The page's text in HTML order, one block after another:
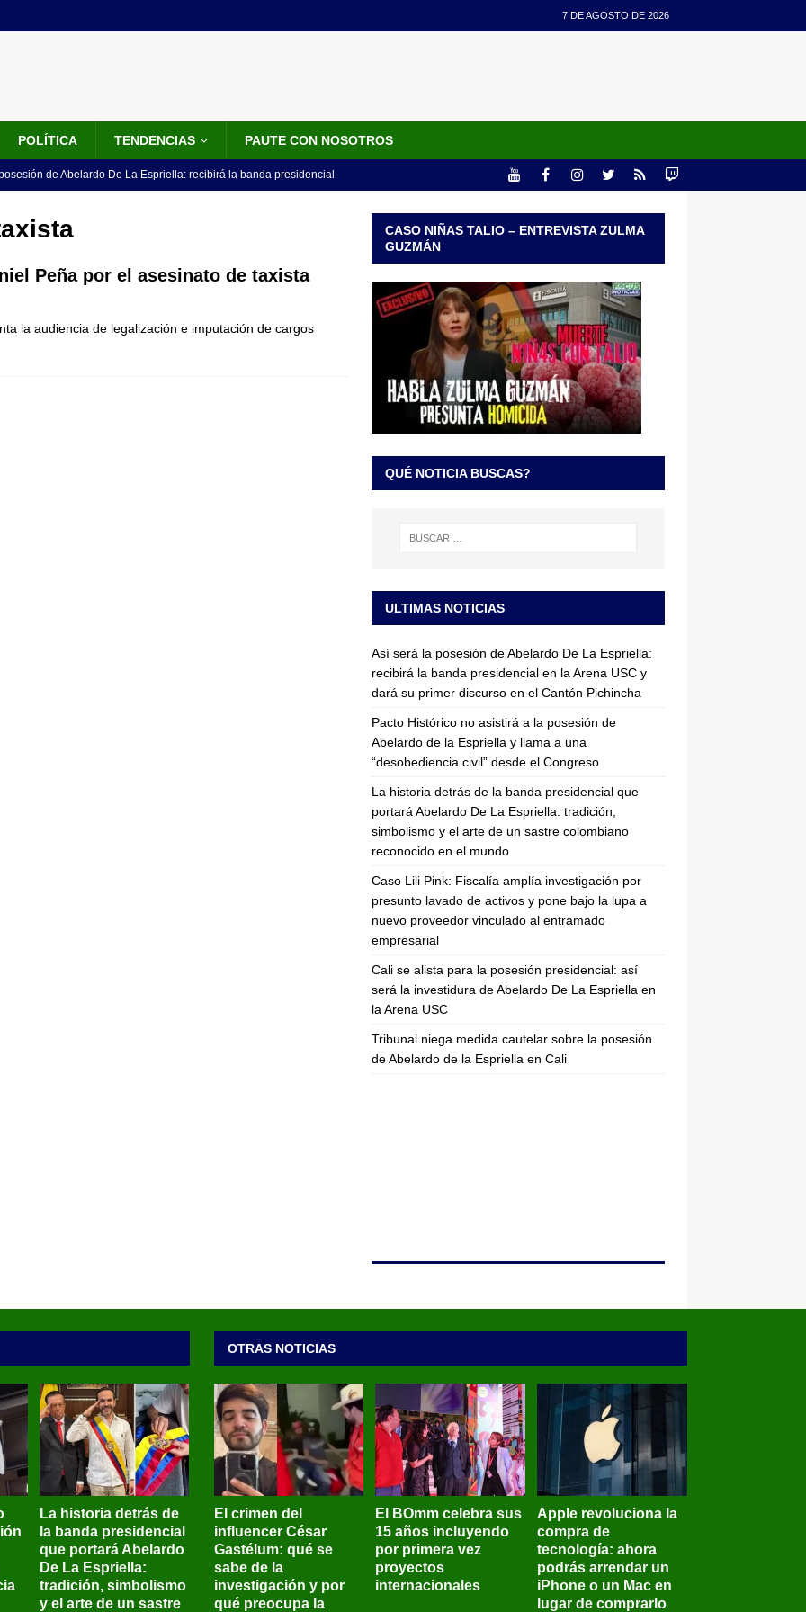
7 DE AGOSTO DE 2026
POLÍTICA TENDENCIAS PAUTE CON NOSOTROS
de Abelardo De La Espriella: recibirá la banda presidencial
no asistirá a la posesión de Abelardo de la Espriella y llama a
LO ÚLTIMO
de un sastre colombiano reconocido en el mundo LO
Peña por el asesinato de taxista
la audiencia de legalización e imputación de cargos
CASO NIÑAS TALIO – ENTREVISTA ZULMA
GUZMÁN
QUÉ NOTICIA BUSCAS?
ULTIMAS NOTICIAS
Así será la posesión de Abelardo De La Espriella:
recibirá la banda presidencial en la Arena USC y
dará su primer discurso en el Cantón Pichincha
Pacto Histórico no asistirá a la posesión de
Abelardo de la Espriella y llama a una
“desobediencia civil” desde el Congreso
La historia detrás de la banda presidencial que
portará Abelardo De La Espriella: tradición,
simbolismo y el arte de un sastre colombiano
reconocido en el mundo
Caso Lili Pink: Fiscalía amplía investigación por
presunto lavado de activos y pone bajo la lupa a
nuevo proveedor vinculado al entramado
empresarial
Cali se alista para la posesión presidencial: así
será la investidura de Abelardo De La Espriella en
la Arena USC
Tribunal niega medida cautelar sobre la posesión
de Abelardo de la Espriella en Cali
La historia detrás de
la banda presidencial
que portará Abelardo
De La Espriella:
tradición, simbolismo
y el arte de un sastre
OTRAS NOTICIAS
El crimen del
influencer César
Gastélum: qué se
sabe de la
investigación y por
qué preocupa la
El BOmm celebra sus
15 años incluyendo
por primera vez
proyectos
internacionales
Apple revoluciona la
compra de
tecnología: ahora
podrás arrendar un
iPhone o un Mac en
lugar de comprarlo